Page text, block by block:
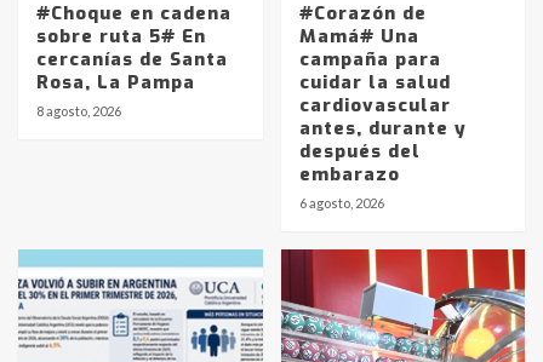
#Choque en cadena
sobre ruta 5# En
cercanías de Santa
Rosa, La Pampa
8 agosto, 2026
#Corazón de
Mamá# Una
campaña para
cuidar la salud
cardiovascular
antes, durante y
después del
embarazo
6 agosto, 2026